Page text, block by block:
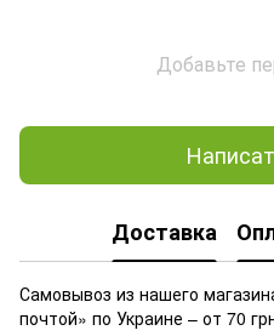
Добавьте
Доставка
Самовывоз из нашего
почтой» по Украине – от 70